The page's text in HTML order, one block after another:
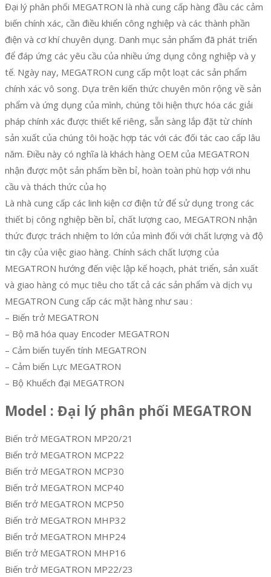
Đại lý phân phối MEGATRON là nhà cung cấp hàng đầu các cảm
biến chính xác, cần điều khiển công nghiệp và các thành phần
điện và cơ khí chuyên dụng. Danh mục sản phẩm đã phát triển
để đáp ứng các yêu cầu của nhiều ứng dụng công nghiệp và y
tế. Ngày nay, MEGATRON cung cấp một loạt các sản phẩm
chính xác vô song. Dựa trên kiến ​​thức chuyên môn rộng về sản
phẩm và ứng dụng của mình, chúng tôi hiện thực hóa các giải
pháp chính xác được thiết kế riêng, sẵn sàng lắp đặt từ chính
sản xuất của chúng tôi hoặc hợp tác với các đối tác cao cấp lâu
năm. Điều này có nghĩa là khách hàng OEM của MEGATRON
nhận được một sản phẩm bền bỉ, hoàn toàn phù hợp với nhu
cầu và thách thức của họ
Là nhà cung cấp các linh kiện cơ điện tử để sử dụng trong các
thiết bị công nghiệp bền bỉ, chất lượng cao, MEGATRON nhận
thức được trách nhiệm to lớn của mình đối với chất lượng và độ
tin cậy của việc giao hàng. Chính sách chất lượng của
MEGATRON hướng đến việc lập kế hoạch, phát triển, sản xuất
và giao hàng có mục tiêu cho tất cả các sản phẩm và dịch vụ
MEGATRON Cung cấp các mặt hàng như sau :
– Biến trở MEGATRON
– Bộ mã hóa quay Encoder MEGATRON
– Cảm biến tuyến tính MEGATRON
– Cảm biến Lực MEGATRON
– Bộ Khuếch đại MEGATRON
Model : Đại lý phân phối MEGATRON
Biến trở MEGATRON MP20/21
Biến trở MEGATRON MCP22
Biến trở MEGATRON MCP30
Biến trở MEGATRON MCP40
Biến trở MEGATRON MCP50
Biến trở MEGATRON MHP32
Biến trở MEGATRON MHP24
Biến trở MEGATRON MHP16
Biến trở MEGATRON MP22/23